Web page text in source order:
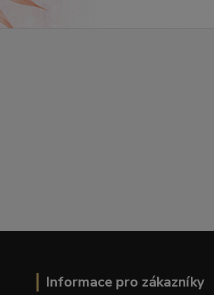
Informace pro zákazníky